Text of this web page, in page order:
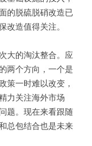
的脱硫脱硝改造已
改造值得关注。
大的淘汰整合。应
两个方向，一个是
策一时难以改变，
力关注海外市场
题。现在来看跟随
总包结合也是未来